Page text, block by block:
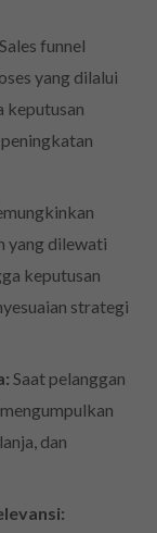
Sales funnel
yang dilalui
keputusan
yang dilewati
keputusan
strategi
Saat pelanggan
dan